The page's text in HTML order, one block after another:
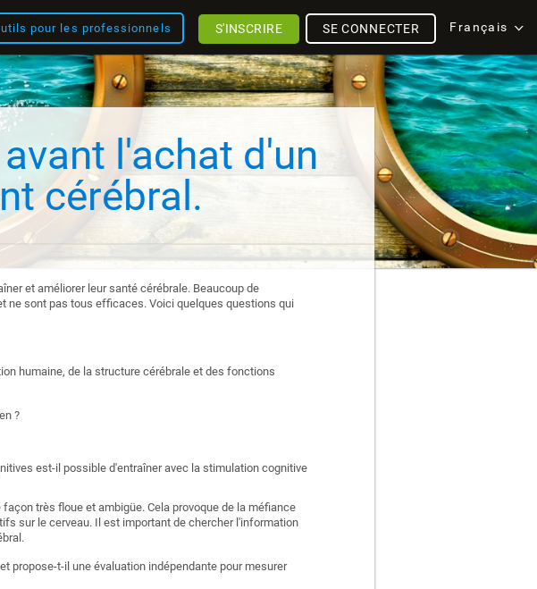
pour les professionnels Français
SE CONNECTER
S'INSCRIRE
l'achat d'un
cérébral.
et améliorer leur santé cérébrale. Beaucoup de
ne sont pas tous efficaces. Voici quelques questions qui
humaine, de la structure cérébrale et des fonctions
?
est-il possible d'entraîner avec la stimulation cognitive
très floue et ambigüe. Cela provoque de la méfiance
sur le cerveau. Il est important de chercher l'information
propose-t-il une évaluation indépendante pour mesurer